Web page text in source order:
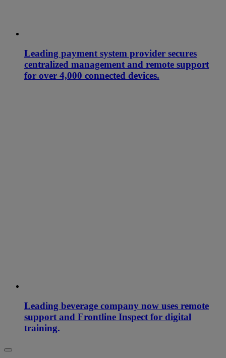
Leading payment system provider secures
centralized management and remote support
for over 4,000 connected devices.
Leading beverage company now uses remote
support and Frontline Inspect for digital
training.